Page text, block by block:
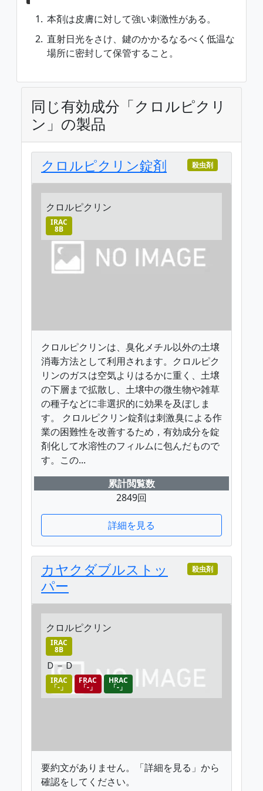
本剤は皮膚に対して強い刺激性がある。
直射日光をさけ、鍵のかかるなるべく低温な
場所に密封して保管すること。
同じ有効成分「クロルピクリ
ン」の製品
クロルピクリン錠剤 殺虫剤
クロルピクリン
IRAC
8B
クロルピクリンは、臭化メチル以外の土壌
消毒方法として利用されます。クロルピク
リンのガスは空気よりはるかに重く、土壌
の下層まで拡散し、土壌中の微生物や雑草
の種子などに非選択的に効果を及ぼしま
す。 クロルピクリン錠剤は刺激臭による作
業の困難性を改善するため，有効成分を錠
剤化して水溶性のフィルムに包んだもので
す。この...
累計閲覧数
2849回
詳細を見る
カヤクダブルストッ
パー
殺虫剤
クロルピクリン
IRAC
8B
Ｄ－Ｄ
IRAC
「-」
FRAC
「-」
HRAC
「-」
要約文がありません。「詳細を見る」から
確認をしてください。